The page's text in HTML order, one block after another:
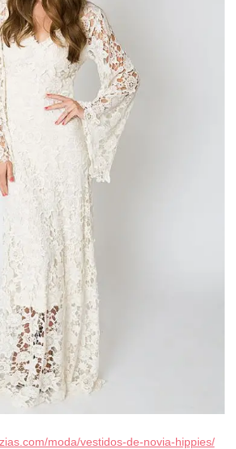
moda/vestidos-de-novia-hippies/